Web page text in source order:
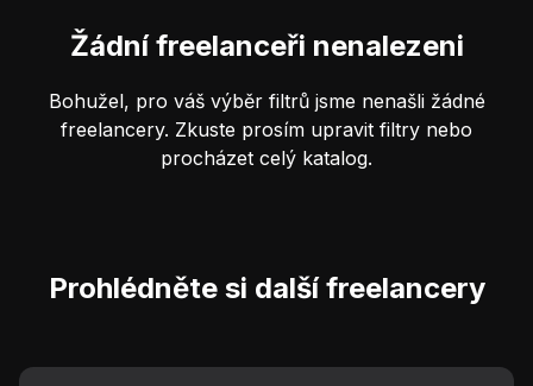
Žádní freelanceři nenalezeni
Bohužel, pro váš výběr filtrů jsme nenašli žádné
freelancery. Zkuste prosím upravit filtry nebo
procházet celý katalog.
Prohlédněte si další freelancery